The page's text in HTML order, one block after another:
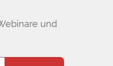
und